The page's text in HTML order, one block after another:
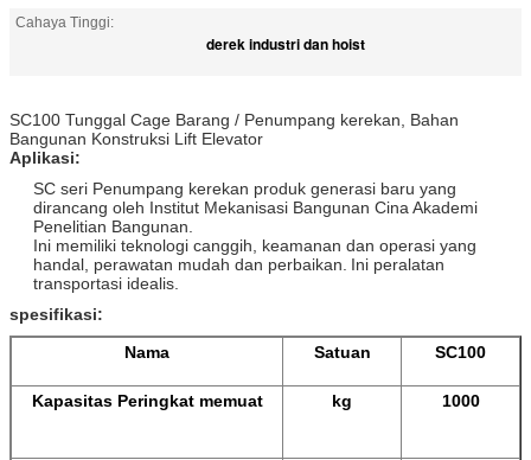
Cahaya Tinggi:
derek industri dan hoist
SC100 Tunggal Cage Barang / Penumpang kerekan, Bahan
Bangunan Konstruksi Lift Elevator
Aplikasi:
SC seri Penumpang kerekan produk generasi baru yang
dirancang oleh Institut Mekanisasi Bangunan Cina Akademi
Penelitian Bangunan.
Ini memiliki teknologi canggih, keamanan dan operasi yang
handal, perawatan mudah dan perbaikan. Ini peralatan
transportasi idealis.
spesifikasi:
Nama
Satuan SC100
Kapasitas Peringkat memuat kg 1000